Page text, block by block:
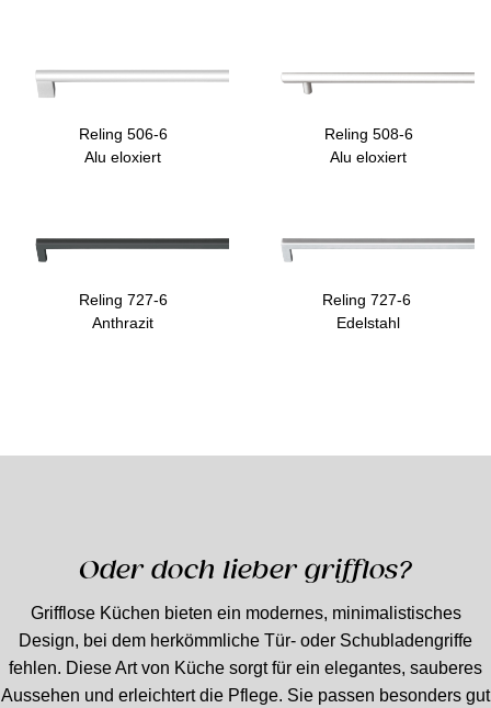
Reling 506-6
Alu eloxiert
Reling 508-6
Alu eloxiert
Reling 727-6
Anthrazit
Reling 727-6
Edelstahl
Oder doch lieber grifflos?
Grifflose Küchen bieten ein modernes, minimalistisches
Design, bei dem herkömmliche Tür- oder Schubladengriffe
fehlen. Diese Art von Küche sorgt für ein elegantes, sauberes
Aussehen und erleichtert die Pflege. Sie passen besonders gut